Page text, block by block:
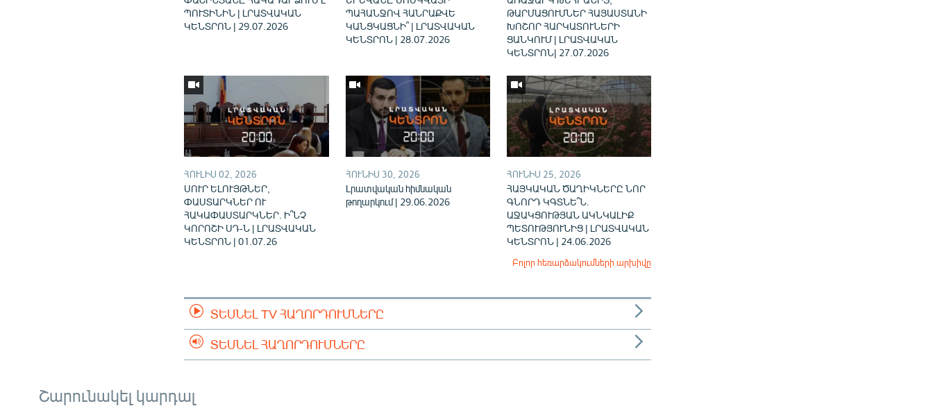
ՊՈՒՏԻՆԻՆ | ԼՐԱՏՎԱԿԱՆ
ԿԵՆՏՐՈՆ | 29.07.2026
ՊԱՀԱՆՋՈՎ ՀԱՆՐԱՔՎԵ
ԿԱՆՑԿԱՑՆԻ՞ | ԼՐԱՏՎԱԿԱՆ
ԿԵՆՏՐՈՆ | 28.07.2026
ԹԱՐՄԱՑՈՒՄՆԵՐ ՀԱՅԱՍՏԱՆԻ
ԽՈՇՈՐ ՀԱՐԿԱՏՈՒՆԵՐԻ
ՑԱՆԿՈՒՄ | ԼՐԱՏՎԱԿԱՆ
ԿԵՆՏՐՈՆ| 27.07.2026
ՀՈՒԼԻՍ 02, 2026
ՍՈՒՐ ԵԼՈՒՅԹՆԵՐ,
ՓԱՍՏԱՐԿՆԵՐ ՈՒ
ՀԱԿԱՓԱՍՏԱՐԿՆԵՐ. Ի՞ՆՉ
ԿՈՐՈՇԻ ՍԴ-Ն | ԼՐԱՏՎԱԿԱՆ
ԿԵՆՏՐՈՆ | 01.07.26
ՀՈՒՆԻՍ 30, 2026
Լրատվական հիմնական
թողարկում | 29.06.2026
ՀՈՒՆԻՍ 25, 2026
ՀԱՅԿԱԿԱՆ ԾԱՂԻԿՆԵՐԸ ՆՈՐ
ԳՆՈՐԴ ԿԳՏՆԵ՞Ն.
ԱՋԱԿՑՈՒԹՅԱՆ ԱԿՆԿԱԼԻՔ
ՊԵՏՈՒԹՅՈՒՆԻՑ | ԼՐԱՏՎԱԿԱՆ
ԿԵՆՏՐՈՆ | 24.06.2026
Բոլոր հեռարձակումների արխիվը
ՏԵՍՆԵԼ TV ՀԱՂՈՐԴՈՒՄՆԵՐԸ
ՏԵՍՆԵԼ ՀԱՂՈՐԴՈՒՄՆԵՐԸ
Շարունակել կարդալ